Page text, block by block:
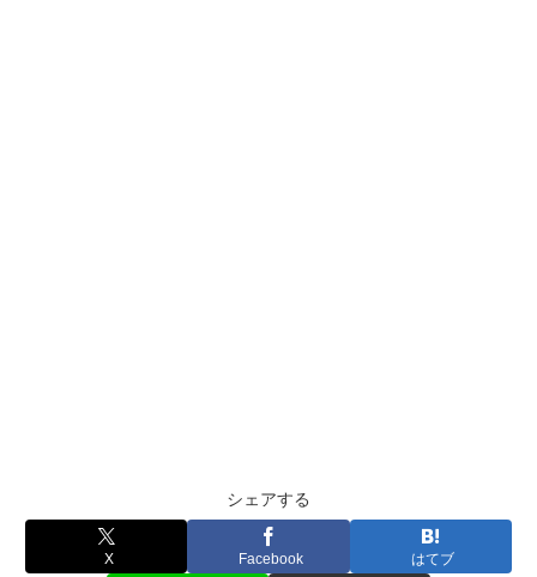
シェアする
X Facebook はてブ